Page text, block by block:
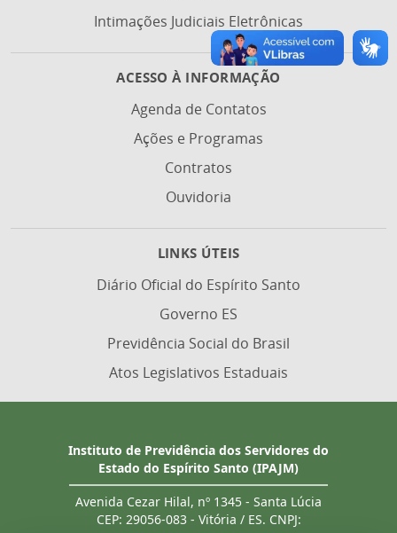
Intimações Judiciais Eletrônicas
ACESSO À INFORMAÇÃO
Agenda de Contatos
Ações e Programas
Contratos
Ouvidoria
LINKS ÚTEIS
Diário Oficial do Espírito Santo
Governo ES
Previdência Social do Brasil
Atos Legislativos Estaduais
Instituto de Previdência dos Servidores do
Estado do Espírito Santo (IPAJM)
Avenida Cezar Hilal, nº 1345 - Santa Lúcia
CEP: 29056-083 - Vitória / ES. CNPJ: